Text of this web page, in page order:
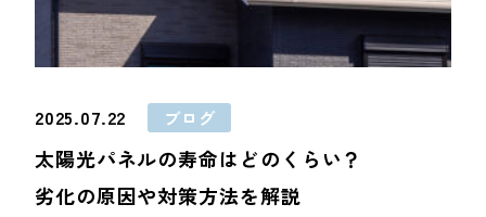
2025.07.22 ブログ
太陽光パネルの寿命はどのくらい？
劣化の原因や対策方法を解説